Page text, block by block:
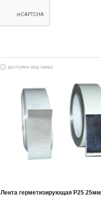
доступен под заказ
Лента герметизирующая Р25 25мм